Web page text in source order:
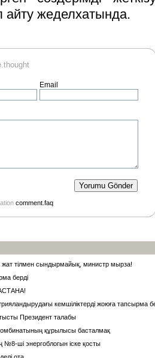
айту жеделхатында.
Email
comment.faq
тілмен сындырмайық, министр мырза!
берді
АСТАНА!
кемшіліктерді жоюға тапсырма
Президент талабы
құрылысы басталмақ
№8-ші энергоблогын іске қосты